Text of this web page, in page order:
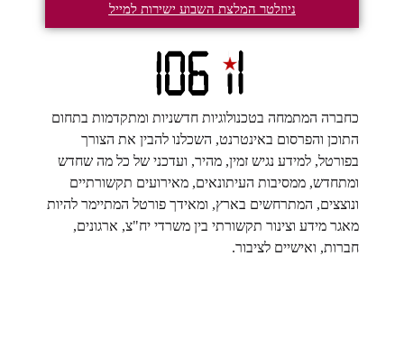
ניוזלטר המלצת השבוע ישירות למייל
כחברה המתמחה בטכנולוגיות חדשניות ומתקדמות בתחום
התוכן והפרסום באינטרנט, השכלנו להבין את הצורך
בפורטל, למידע נגיש זמין, מהיר, ועדכני של כל מה שחדש
ומתחדש, ממסיבות העיתונאים, מאירועים תקשורתיים
ונוצצים, המתרחשים בארץ, ומאידך פורטל המתיימר להיות
מאגר מידע וצינור תקשורתי בין משרדי יח"צ, ארגונים,
חברות, ואישיים לציבור.